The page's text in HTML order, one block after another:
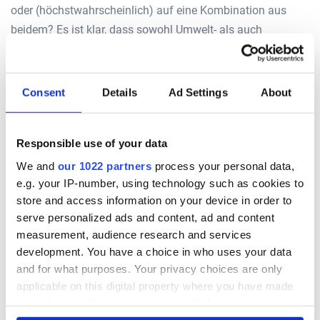
Consent Details Ad Settings About
Responsible use of your data
We and our 1022 partners process your personal data,
e.g. your IP-number, using technology such as cookies to
store and access information on your device in order to
serve personalized ads and content, ad and content
measurement, audience research and services
development. You have a choice in who uses your data
and for what purposes. Your privacy choices are only
applicable on this digital property where you have made
oder (höchstwahrscheinlich) auf eine Kombination aus
beidem? Es ist klar, dass sowohl Umwelt- als auch
genetische Faktoren bei der Bestimmung der Intelligenz
Beweise für genetische Einflüsse
Studien zeigen, dass die IQ-Werte von eineiigen
Zwillingen ähnlicher sind als die von zweieiigen
Zwillingen.
Geschwister, die zusammen in derselben Umgebung
aufgewachsen sind, haben einen ähnlicheren IQ als
Adoptivkinder, die im selben Haushalt aufgewachsen
sind.
Neben den ererbten Merkmalen können auch andere